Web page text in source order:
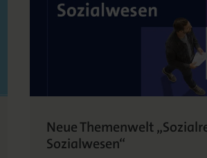
Neue Themenwelt
Sozialwesen“